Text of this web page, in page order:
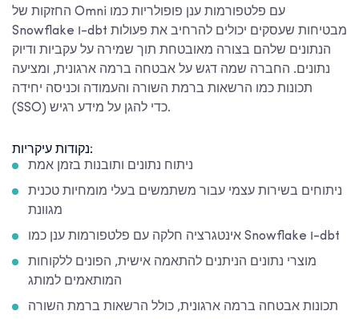
החזקות של Omni עם פלטפורמות ענן פופולריות כמו
Snowflake ו-dbt מבטיחות שעסקים יכולים להרחיב את פעולות
הנתונים שלהם בצורה מאובטחת תוך שמירה על עקביות ודיוק
נתונים. החברה שמה דגש על אבטחה ברמה ארגונית, ומציעה
תכונות כמו הרשאות ברמת השורה והעמודה וכניסה יחידה
(SSO) כדי להגן על מידע רגיש.
נקודות עיקריות:
ניתוח נתונים ותובנות בזמן אמת
ניתוחים בשירות עצמי עבור משתמשים בעלי מומחיות טכנית
מגוונת
אינטגרציה חלקה עם פלטפורמות ענן כמו Snowflake ו-dbt
מוצרי נתונים הניתנים להתאמה אישית, הפונים ללקוחות
המותאמים למותג
תכונות אבטחה ברמה ארגונית, כולל הרשאות ברמת השורה